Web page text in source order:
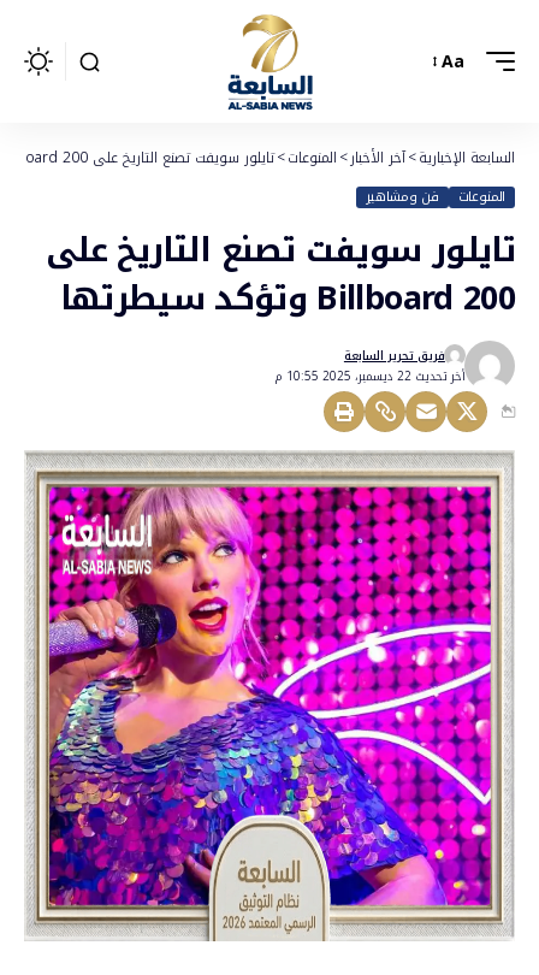
Aa
السابعة الإخبارية>آخر الأخبار>المنوعات>تايلور سويفت تصنع التاريخ على Billboard 200 وتؤكد سيطرتها
المنوعات فن ومشاهير
تايلور سويفت تصنع التاريخ على
Billboard 200 وتؤكد سيطرتها
أخر تحديث 22 ديسمبر، 2025 10:55 م
فريق تحرير السابعة